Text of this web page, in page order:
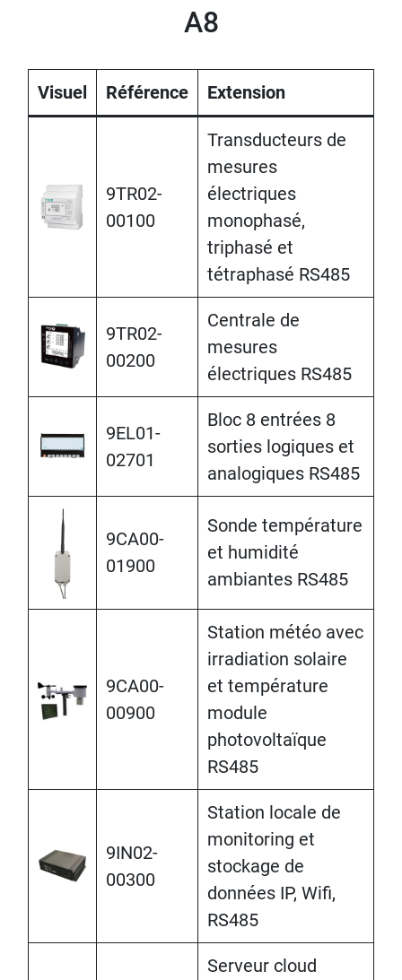
A8
Visuel Référence Extension
9TR02-
00100
Transducteurs de
mesures
électriques
monophasé,
triphasé et
tétraphasé RS485
9TR02-
00200
Centrale de
mesures
électriques RS485
9EL01-
02701
Bloc 8 entrées 8
sorties logiques et
analogiques RS485
9CA00-
01900
Sonde température
et humidité
ambiantes RS485
9CA00-
00900
Station météo avec
irradiation solaire
et température
module
photovoltaïque
RS485
9IN02-
00300
Station locale de
monitoring et
stockage de
données IP, Wifi,
RS485
Serveur cloud